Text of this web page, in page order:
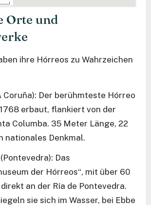
Orte und
ihre Hórreos zu Wahrzeichen
Coruña): Der berühmteste Hórreo
erbaut, flankiert von der
Columba. 35 Meter Länge, 22
nationales Denkmal.
Das
der Hórreos“, mit über 60
an der Ría de Pontevedra.
sie sich im Wasser, bei Ebbe